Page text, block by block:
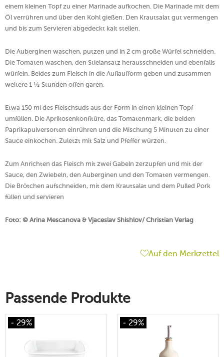
einem kleinen Topf zu einer Marinade aufkochen. Die Marinade mit dem
Öl verrühren und über den Kohl gießen. Den Krautsalat gut vermengen
und bis zum Servieren abgedeckt kalt stellen.
Die Auberginen waschen, putzen und in 2 cm große Würfel schneiden.
Die Tomaten waschen, den Stielansatz herausschneiden und ebenfalls
würfeln. Beides zum Fleisch in die Auflaufform geben und zusammen
weitere 1 ½ Stunden offen garen.
Etwa 150 ml des Fleischsuds aus der Form in einen kleinen Topf
umfüllen. Die Aprikosenkonfitüre, das Tomatenmark, die beiden
Paprikapulversorten einrühren und die Mischung 5 Minuten zu einer
Sauce einkochen. Zuletzt mit Salz und Pfeffer würzen.
Zum Anrichten das Fleisch mit zwei Gabeln zerzupfen und mit der
Sauce, den Zwiebeln, den Auberginen und den Tomaten vermengen.
Die Brötchen aufschneiden, mit dem Krautsalat und dem Pulled Pork
füllen und servieren
Foto: © Arina Mescanova & Vjaceslav Shishlov/ Christian Verlag
Auf den Merkzettel
Passende Produkte
- 29% - 29%